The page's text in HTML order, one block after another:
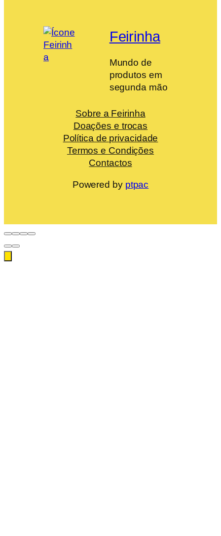
Feirinha
Mundo de
produtos em
segunda mão
Sobre a Feirinha
Doações e trocas
Política de privacidade
Termos e Condições
Contactos
Powered by ptpac